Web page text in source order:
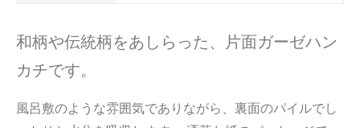
和柄や伝統柄をあしらった、片面ガーゼハン
カチです。
風呂敷のような雰囲気でありながら、裏面のパイルでし